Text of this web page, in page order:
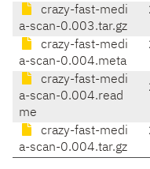
crazy-fast-medi
a-scan-0.003.tar.gz
crazy-fast-medi
a-scan-0.004.meta
crazy-fast-medi
a-scan-0.004.read
me
crazy-fast-medi
a-scan-0.004.tar.gz